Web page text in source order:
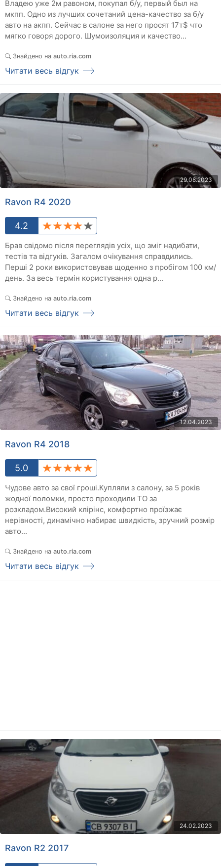
Владею уже 2м равоном, покупал б/у, первый был на
мкпп. Одно из лучших сочетаний цена-качество за б/у
авто на акпп. Сейчас в салоне за него просят 17т$ что
мягко говоря дорого. Шумоизоляция и качество...
Знайдено на auto.ria.com
Читати весь відгук
29.08.2023
Ravon R4 2020
4.2
Брав свідомо після переглядів усіх, що зміг надибати,
тестів та відгуків. Загалом очікування справдились.
Перші 2 роки використовував щоденно з пробігом 100 км/
день. За весь термін користування одна р...
Знайдено на auto.ria.com
Читати весь відгук
12.04.2023
Ravon R4 2018
5.0
Чудове авто за свої гроші.Купляли з салону, за 5 років
жодної поломки, просто проходили ТО за
розкладом.Високий клірінс, комфортно проїзжає
нерівності, динамічно набирає швидкість, зручний розмір
авто...
Знайдено на auto.ria.com
Читати весь відгук
24.02.2023
Ravon R2 2017